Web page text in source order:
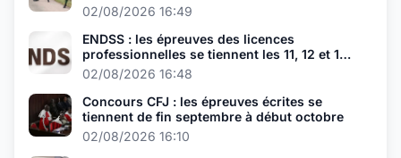
02/08/2026 16:49
ENDSS : les épreuves des licences
professionnelles se tiennent les 11, 12 et 13
août
02/08/2026 16:48
Concours CFJ : les épreuves écrites se
tiennent de fin septembre à début octobre
02/08/2026 16:10